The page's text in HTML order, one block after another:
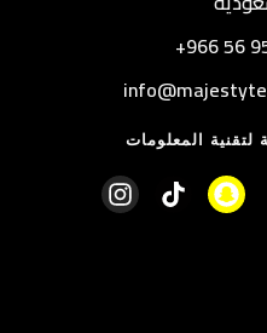
المعلومات